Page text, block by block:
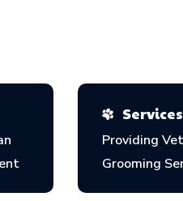
Services
Providing
Grooming